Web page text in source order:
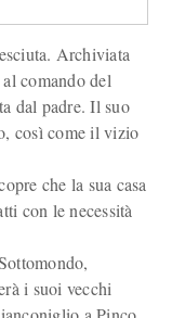
Archiviata
comando del
dal padre. Il suo
così come il vizio
che la sua casa
con le necessità
i suoi vecchi